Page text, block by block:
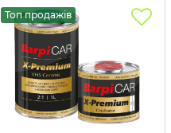
Топ продажів